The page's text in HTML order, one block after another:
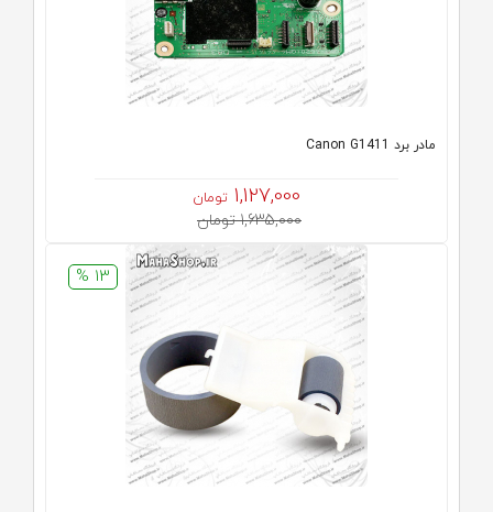
مادر برد Canon G1411
1,127,000 تومان
1,635,000 تومان
13 %